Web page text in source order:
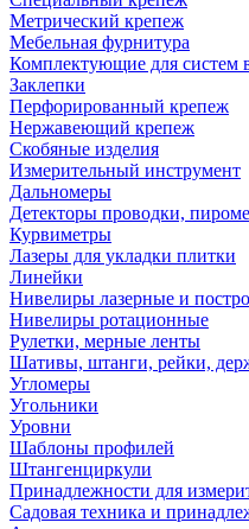
Метрический крепеж
Мебельная фурнитура
Комплектующие для систем
Заклепки
Перфорированный крепеж
Нержавеющий крепеж
Скобяные изделия
Измерительный инструмент
Дальномеры
Детекторы проводки,
Курвиметры
Лазеры для укладки плитки
Линейки
Нивелиры лазерные и
Нивелиры ротационные
Рулетки, мерные ленты
Шативы, штанги, рейки,
Угломеры
Угольники
Уровни
Шаблоны профилей
Штангенциркули
Принадлежности для
Садовая техника и